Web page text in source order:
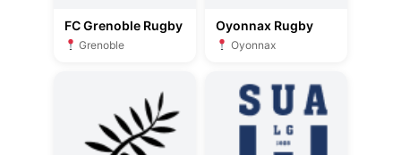
FC Grenoble Rugby
Grenoble
Oyonnax Rugby
Oyonnax